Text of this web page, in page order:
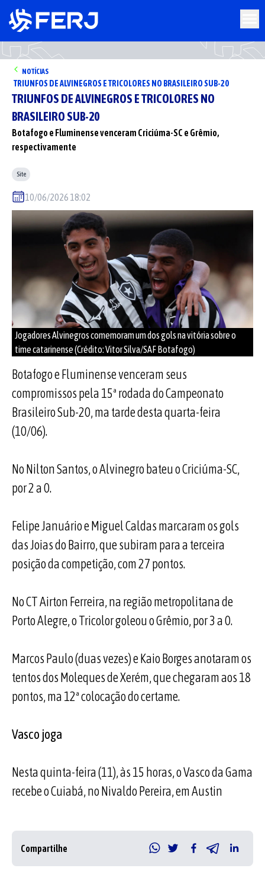
NOTÍCIAS
TRIUNFOS DE ALVINEGROS E TRICOLORES NO BRASILEIRO SUB-20
TRIUNFOS DE ALVINEGROS E TRICOLORES NO
BRASILEIRO SUB-20
Botafogo e Fluminense venceram Criciúma-SC e Grêmio,
respectivamente
Site
10/06/2026 18:02
Jogadores Alvinegros comemoram um dos gols na vitória sobre o
time catarinense (Crédito: Vitor Silva/SAF Botafogo)
Botafogo e Fluminense venceram seus
compromissos pela 15ª rodada do Campeonato
Brasileiro Sub-20, ma tarde desta quarta-feira
(10/06).
No Nilton Santos, o Alvinegro bateu o Criciúma-SC,
por 2 a 0.
Felipe Januário e Miguel Caldas marcaram os gols
das Joias do Bairro, que subiram para a terceira
posição da competição, com 27 pontos.
No CT Airton Ferreira, na região metropolitana de
Porto Alegre, o Tricolor goleou o Grêmio, por 3 a 0.
Marcos Paulo (duas vezes) e Kaio Borges anotaram os
tentos dos Moleques de Xerém, que chegaram aos 18
pontos, ma 12ª colocação do certame.
Vasco joga
Nesta quinta-feira (11), às 15 horas, o Vasco da Gama
recebe o Cuiabá, no Nivaldo Pereira, em Austin
Compartilhe